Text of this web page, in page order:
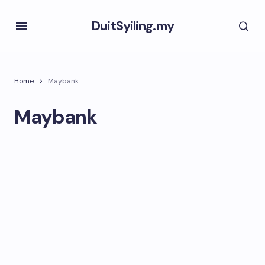
DuitSyiling.my
Home Maybank
Maybank